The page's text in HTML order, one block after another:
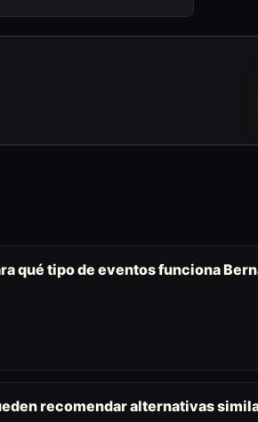
qué tipo de eventos funciona
recomendar alternativas